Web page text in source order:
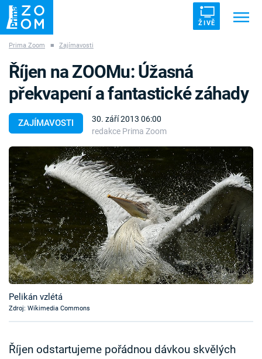
ŽIVĚ
ZÁHADY VETŘELCI DÁVNOVĚKU
Témata
Témata
Pořady
TV Program
Časopis
Sledujte prima+
Prima Zoom ■ Zajímavosti
ZAJÍMAVOSTI
30. září 2013 06:00
redakce Prima Zoom
Říjen na ZOOMu: Úžasná
překvapení a fantastické záhady
Pelikán vzlétá
Zdroj: Wikimedia Commons
Říjen odstartujeme pořádnou dávkou skvělých